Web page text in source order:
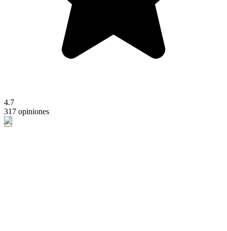
4.7
317 opiniones